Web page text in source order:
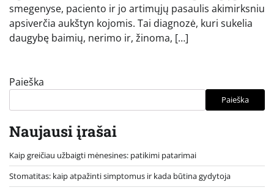
smegenyse, paciento ir jo artimųjų pasaulis akimirksniu
apsiverčia aukštyn kojomis. Tai diagnozė, kuri sukelia
daugybę baimių, nerimo ir, žinoma, […]
Paieška
Paieška
Naujausi įrašai
Kaip greičiau užbaigti mėnesines: patikimi patarimai
Stomatitas: kaip atpažinti simptomus ir kada būtina gydytoja